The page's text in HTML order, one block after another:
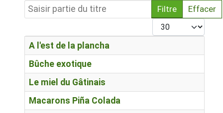
Saisir partie du titre Filtre
Effacer
Afficher #
Titre
A l'est de la plancha
Bûche exotique
Le miel du Gâtinais
Macarons Piña Colada